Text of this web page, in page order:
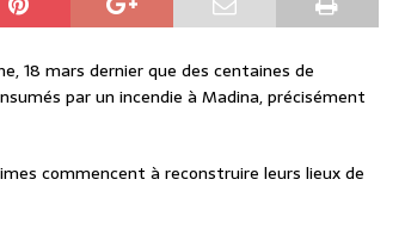
18 mars dernier que des centaines de
par un incendie à Madina, précisément
commencent à reconstruire leurs lieux de